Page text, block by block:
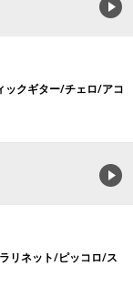
ックギター/チェロ/アコ
リネット/ピッコロ/ス